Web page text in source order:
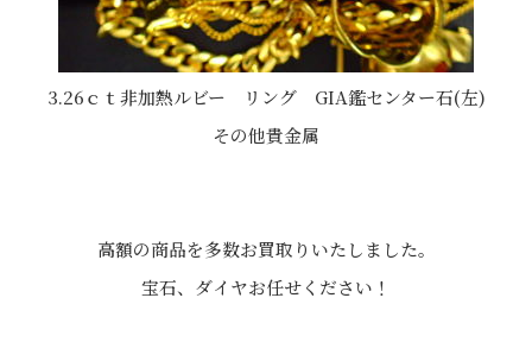
3.26ｃｔ非加熱ルビー リング GIA鑑センター石(左)
その他貴金属
高額の商品を多数お買取りいたしました。
宝石、ダイヤお任せください！